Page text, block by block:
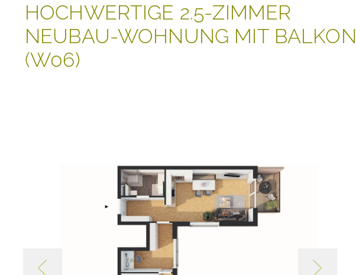
HOCHWERTIGE 2.5-ZIMMER
NEUBAU-WOHNUNG MIT BALKON
(W06)